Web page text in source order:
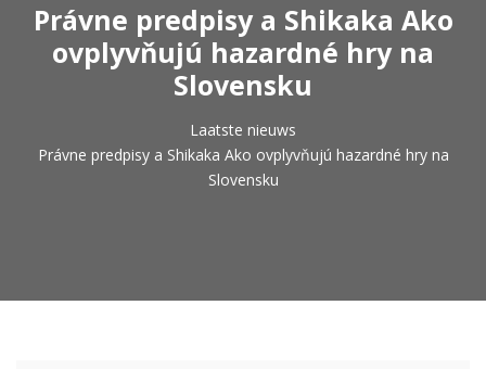
Právne predpisy a Shikaka Ako
ovplyvňujú hazardné hry na
Slovensku
Laatste nieuws
Právne predpisy a Shikaka Ako ovplyvňujú hazardné hry na
Slovensku